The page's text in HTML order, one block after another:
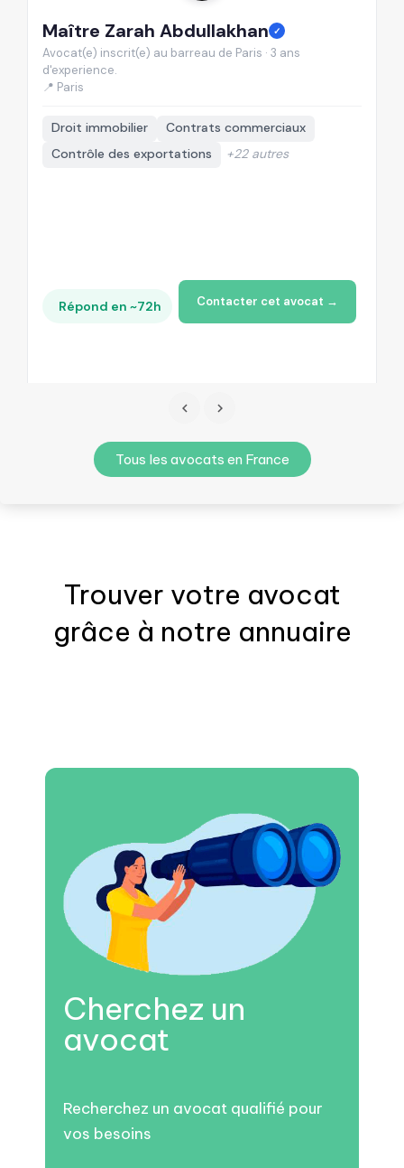
Maître Zarah Abdullakhan ✓
Avocat(e) inscrit(e) au barreau de Paris · 3 ans
d'experience.
📍 Paris
Droit immobilier
Contrats commerciaux
Contrôle des exportations
+22 autres
Répond en ~72h Contacter cet avocat →
Tous les avocats en France
Trouver votre avocat
grâce à notre annuaire
Cherchez un
avocat
Recherchez un avocat qualifié pour
vos besoins